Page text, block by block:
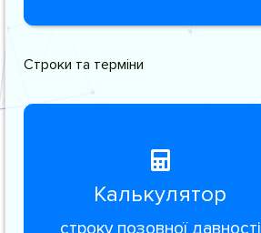
Строки та терміни
Калькулятор
строку позовної давності